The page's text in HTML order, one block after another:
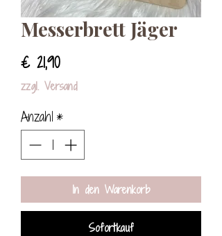
Messerbrett Jäger
€ 21,90Preis
zzgl. Versand
Anzahl *
In den Warenkorb
Sofortkauf